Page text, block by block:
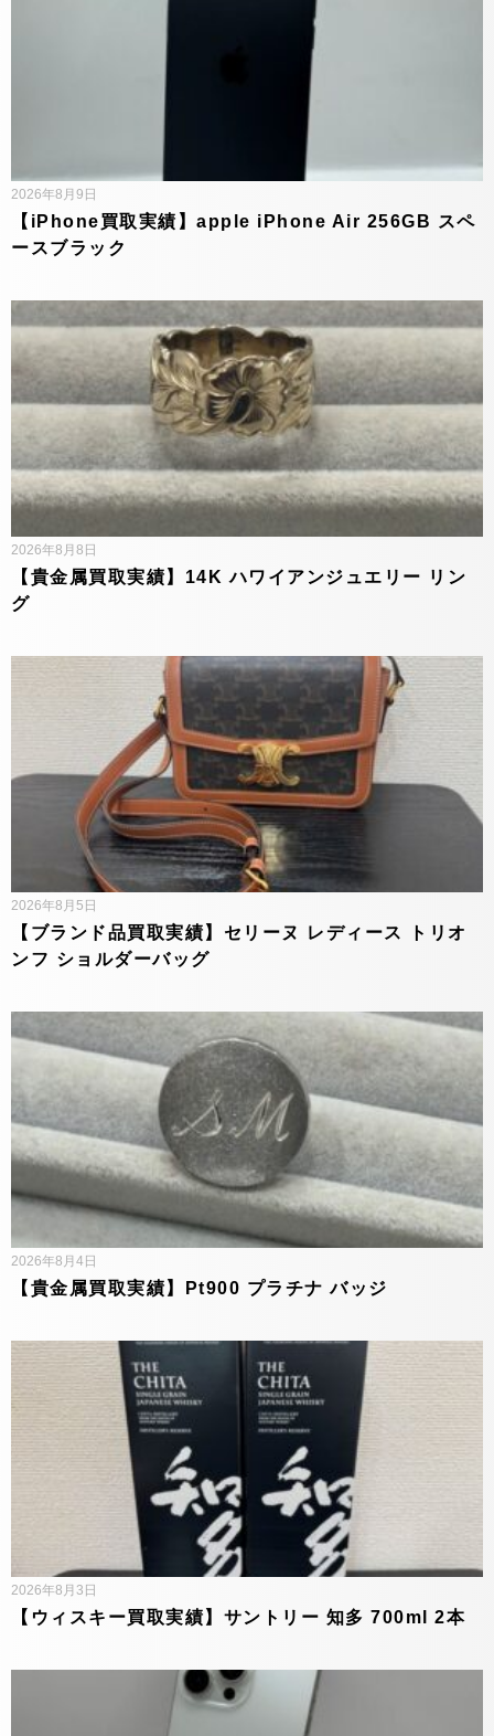
【iPhone買取実績】apple iPhone Air 256GB スペ
ースブラック
2026年8月9日
【貴金属買取実績】14K ハワイアンジュエリー リン
グ
2026年8月8日
【ブランド品買取実績】セリーヌ レディース トリオ
ンフ ショルダーバッグ
2026年8月5日
【貴金属買取実績】Pt900 プラチナ バッジ
2026年8月4日
【ウィスキー買取実績】サントリー 知多 700ml 2本
2026年8月3日